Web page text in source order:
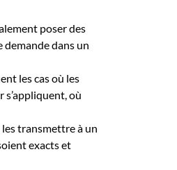
poser des
dans un
les cas où les
où
transmettre à un
exacts et